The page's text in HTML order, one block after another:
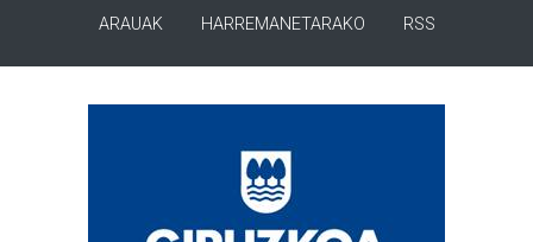
ARAUAK HARREMANETARAKO RSS